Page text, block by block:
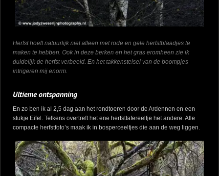
Herfst hoeft natuurlijk niet alleen met rode en gele herfstblaadjes te
maken te hebben. Ook in deze berken en het gras eromheen zie ik
duidelijk de herfst verbeeld. En het takkenstelsel van de boompjes
intrigeren mij enorm.
Ultieme ontspanning
En zo ben ik al 2,5 dag aan het rondtoeren door de Ardennen en een
stukje Eifel. Telkens overtreft het ene herfsttafereeltje het andere. Alle
compacte herfstfoto’s maak ik in bosperceeltjes die aan de weg liggen.